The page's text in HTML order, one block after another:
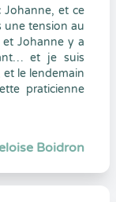
Johanne, et ce
une tension au
et Johanne y a
et je suis
le lendemain
praticienne
Boidron